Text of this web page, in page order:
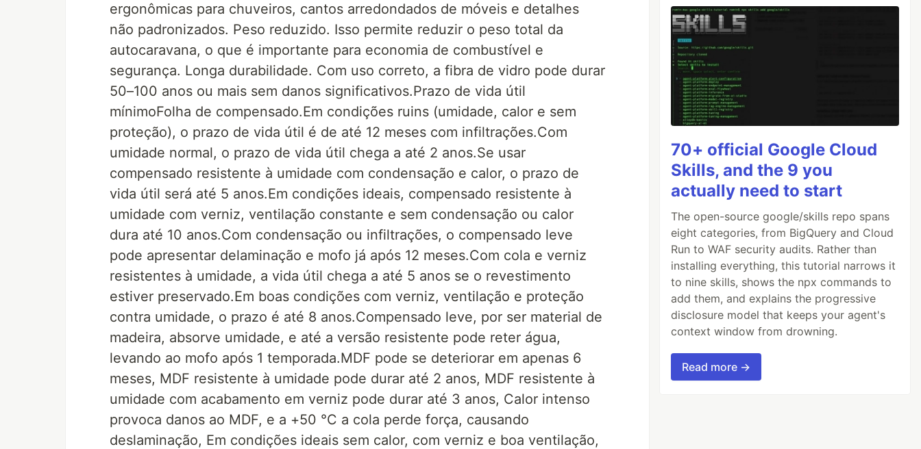
ergonômicas para chuveiros, cantos arredondados de móveis e detalhes
não padronizados. Peso reduzido. Isso permite reduzir o peso total da
autocaravana, o que é importante para economia de combustível e
segurança. Longa durabilidade. Com uso correto, a fibra de vidro pode durar
50–100 anos ou mais sem danos significativos.Prazo de vida útil
mínimoFolha de compensado.Em condições ruins (umidade, calor e sem
proteção), o prazo de vida útil é de até 12 meses com infiltrações.Com
umidade normal, o prazo de vida útil chega a até 2 anos.Se usar
compensado resistente à umidade com condensação e calor, o prazo de
vida útil será até 5 anos.Em condições ideais, compensado resistente à
umidade com verniz, ventilação constante e sem condensação ou calor
dura até 10 anos.Com condensação ou infiltrações, o compensado leve
pode apresentar delaminação e mofo já após 12 meses.Com cola e verniz
resistentes à umidade, a vida útil chega a até 5 anos se o revestimento
estiver preservado.Em boas condições com verniz, ventilação e proteção
contra umidade, o prazo é até 8 anos.Compensado leve, por ser material de
madeira, absorve umidade, e até a versão resistente pode reter água,
levando ao mofo após 1 temporada.MDF pode se deteriorar em apenas 6
meses, MDF resistente à umidade pode durar até 2 anos, MDF resistente à
umidade com acabamento em verniz pode durar até 3 anos, Calor intenso
provoca danos ao MDF, e a +50 °C a cola perde força, causando
deslaminação, Em condições ideais sem calor, com verniz e boa ventilação,
70+ official Google Cloud
Skills, and the 9 you
actually need to start
The open-source google/skills repo spans
eight categories, from BigQuery and Cloud
Run to WAF security audits. Rather than
installing everything, this tutorial narrows it
to nine skills, shows the npx commands to
add them, and explains the progressive
disclosure model that keeps your agent's
context window from drowning.
Read more →